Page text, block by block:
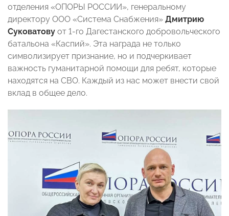
отделения «ОПОРЫ РОССИИ», генеральному
директору ООО «Система Снабжения» Дмитрию
Суковатову от 1-го Дагестанского добровольческого
батальона «Каспий». Эта награда не только
символизирует признание, но и подчеркивает
важность гуманитарной помощи для ребят, которые
находятся на СВО. Каждый из нас может внести свой
вклад в общее дело.